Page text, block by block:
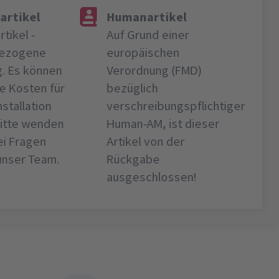
-
Es können
Kosten für
wenden
Fragen
Team.
Humanartikel
Auf Grund einer
europäischen
Verordnung (FMD)
bezüglich
verschreibungspflichtiger
Human-AM, ist dieser
Artikel von der
Rückgabe
ausgeschlossen!